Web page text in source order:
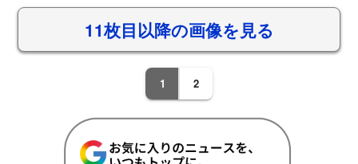
11枚目以降の画像を見る
1 2